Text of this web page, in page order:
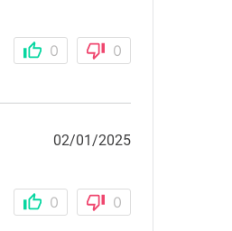
0 0
02/01/2025
0 0